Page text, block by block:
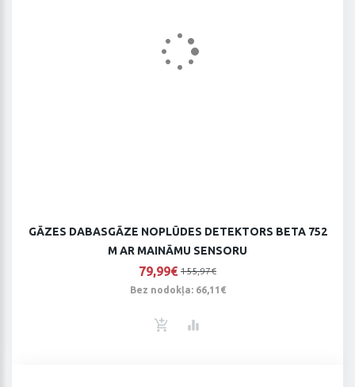
GĀZES DABASGĀZE NOPLŪDES DETEKTORS BETA 752
M AR MAINĀMU SENSORU
79,99€ 155,97€
Bez nodokļa: 66,11€